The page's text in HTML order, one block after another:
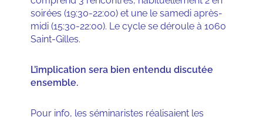
soirées (19:30-22:00) et une le samedi après-
midi (15:30-22:00). Le cycle se déroule à 1060
Saint-Gilles.
L’implication sera bien entendu discutée
ensemble.
Pour info, les séminaristes réalisaient les